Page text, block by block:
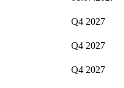
Q4 2027
Q4 2027
Q4 2027